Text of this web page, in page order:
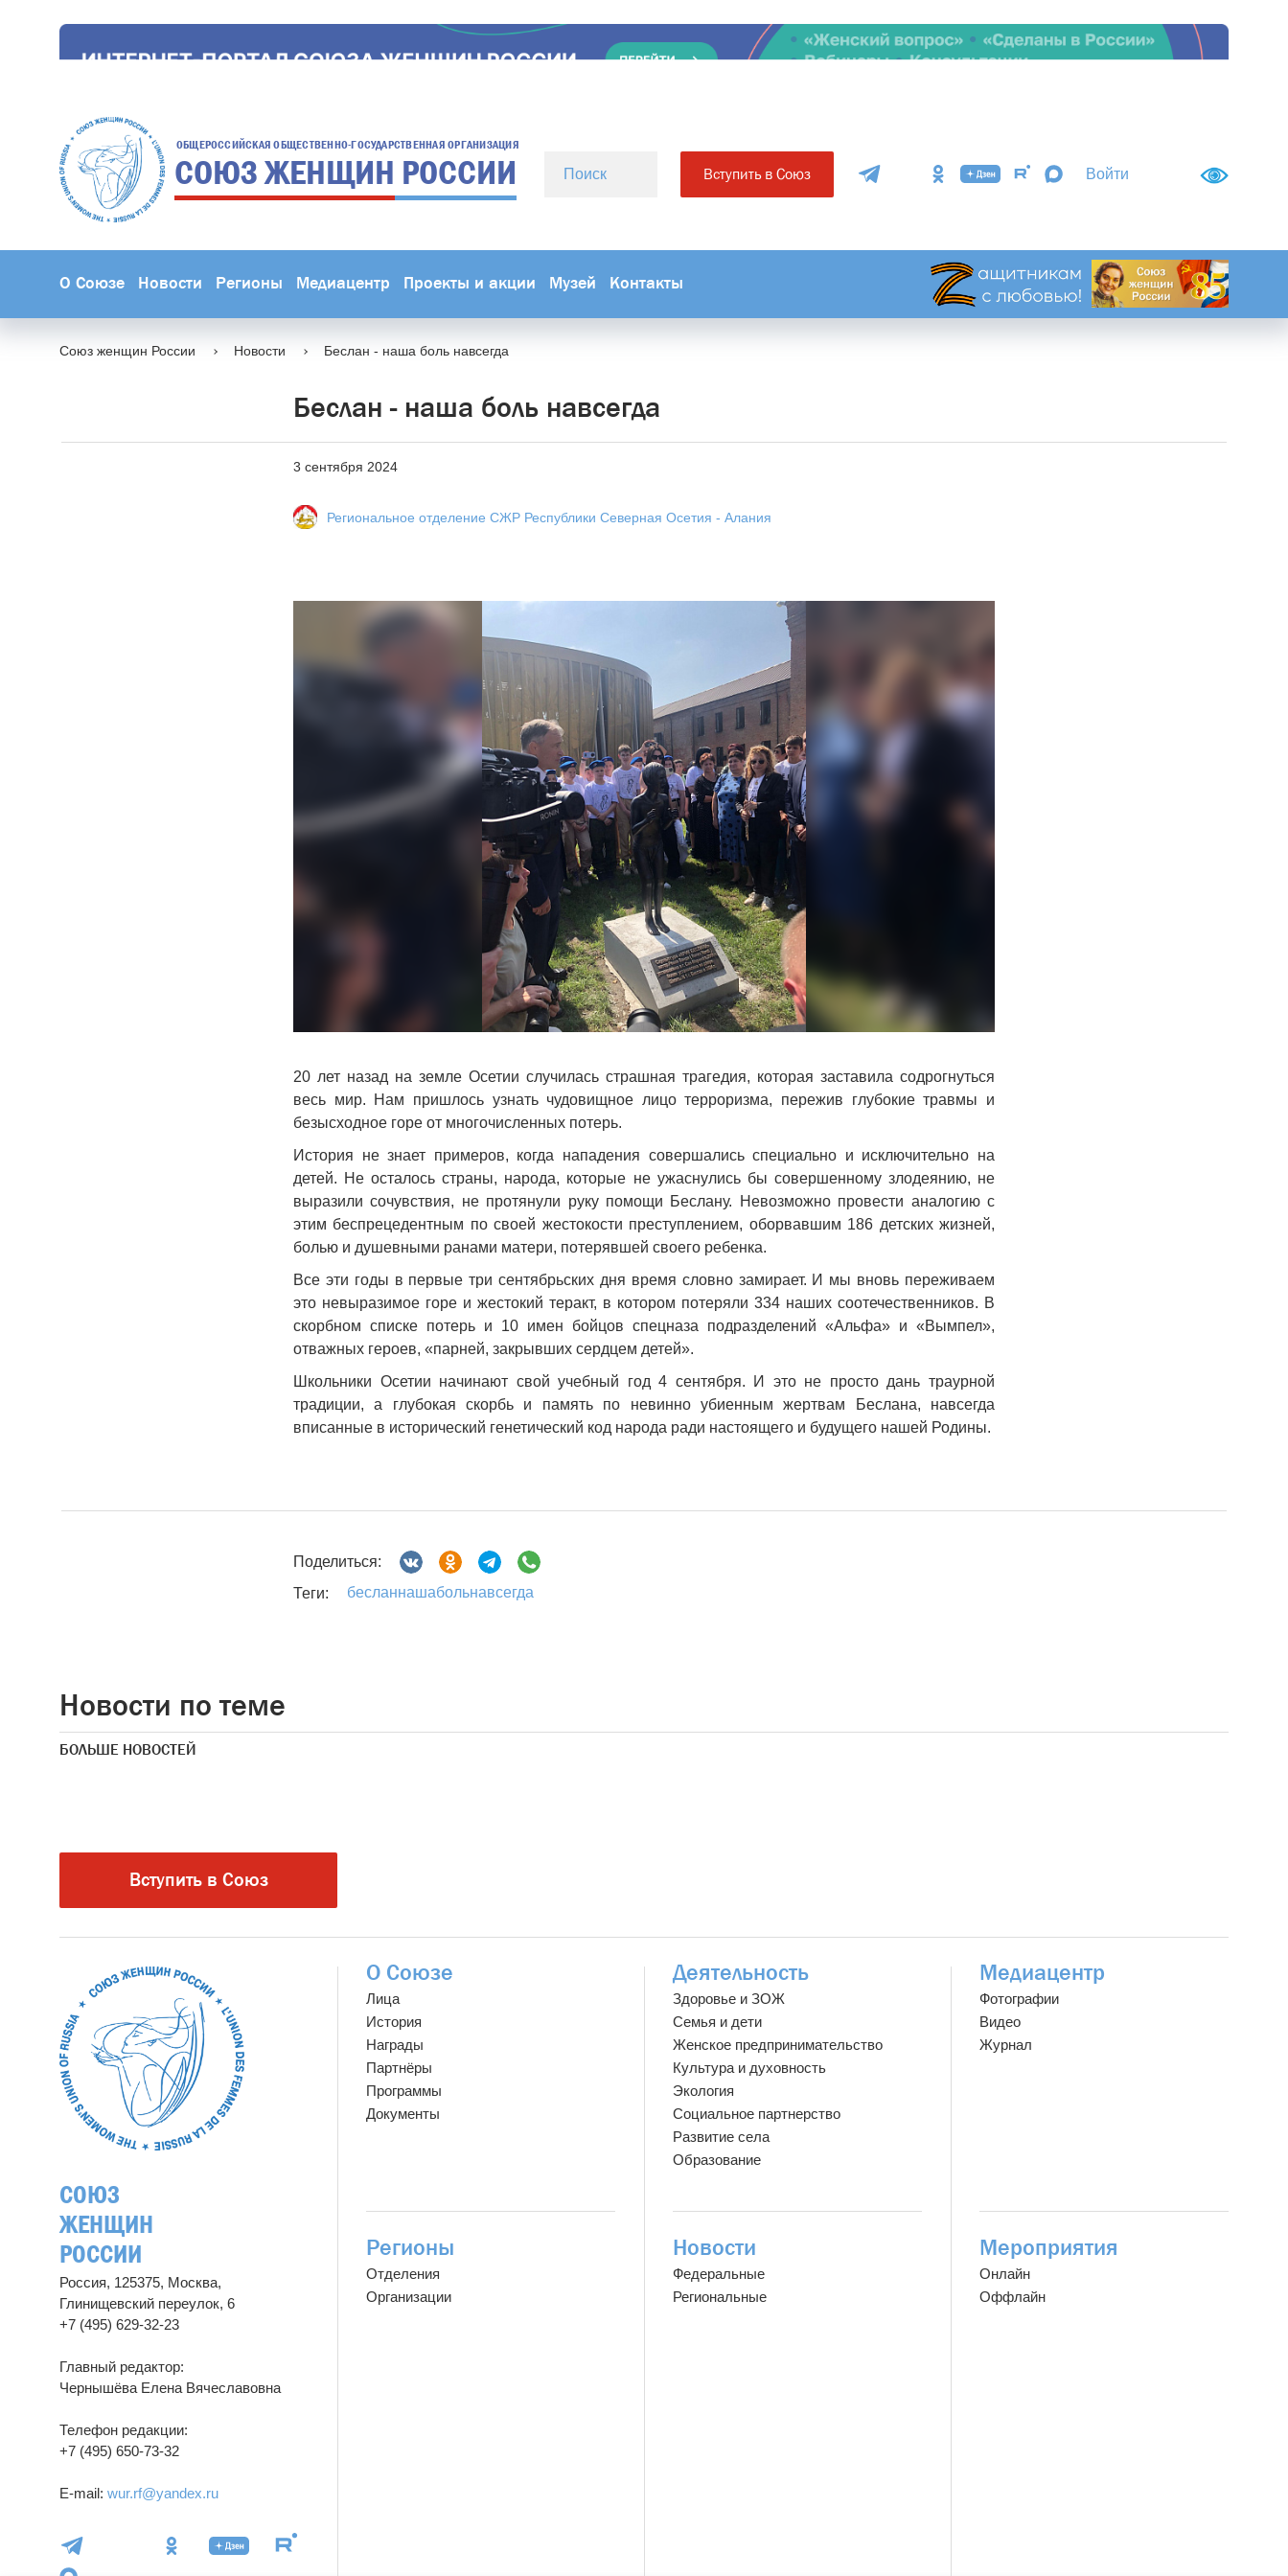
ОБЩЕРОССИЙСКАЯ ОБЩЕСТВЕННО-ГОСУДАРСТВЕННАЯ ОРГАНИЗАЦИЯ
СОЮЗ ЖЕНЩИН РОССИИ Вступить в Союз Войти
О Союзе Новости Регионы Медиацентр Проекты и акции Музей Контакты
Союз женщин России Новости Беслан - наша боль навсегда
Беслан - наша боль навсегда
3 сентября 2024
Региональное отделение СЖР Республики Северная Осетия - Алания
20 лет назад на земле Осетии случилась страшная трагедия, которая заставила содрогнуться
весь мир. Нам пришлось узнать чудовищное лицо терроризма, пережив глубокие травмы и
безысходное горе от многочисленных потерь.
История не знает примеров, когда нападения совершались специально и исключительно на
детей. Не осталось страны, народа, которые не ужаснулись бы совершенному злодеянию, не
выразили сочувствия, не протянули руку помощи Беслану. Невозможно провести аналогию с
этим беспрецедентным по своей жестокости преступлением, оборвавшим 186 детских жизней,
болью и душевными ранами матери, потерявшей своего ребенка.
Все эти годы в первые три сентябрьских дня время словно замирает. И мы вновь переживаем
это невыразимое горе и жестокий теракт, в котором потеряли 334 наших соотечественников. В
скорбном списке потерь и 10 имен бойцов спецназа подразделений «Альфа» и «Вымпел»,
отважных героев, «парней, закрывших сердцем детей».
Школьники Осетии начинают свой учебный год 4 сентября. И это не просто дань траурной
традиции, а глубокая скорбь и память по невинно убиенным жертвам Беслана, навсегда
вписанные в исторический генетический код народа ради настоящего и будущего нашей Родины.
Поделиться:
Теги:
бесланнашабольнавсегда
Новости по теме
БОЛЬШЕ НОВОСТЕЙ
Вступить в Союз
О Союзе
Лица
История
Награды
Партнёры
Программы
Документы
Деятельность
Здоровье и ЗОЖ
Семья и дети
Женское предпринимательство
Культура и духовность
Экология
Социальное партнерство
Развитие села
Образование
Медиацентр
Фотографии
Видео
Журнал
Регионы
Отделения
Организации
Новости
Федеральные
Региональные
Мероприятия
Онлайн
Оффлайн
СОЮЗ
ЖЕНЩИН
РОССИИ
Россия, 125375, Москва,
Глинищевский переулок, 6
+7 (495) 629-32-23
Главный редактор:
Чернышёва Елена Вячеславовна
Телефон редакции:
+7 (495) 650-73-32
E-mail: wur.rf@yandex.ru